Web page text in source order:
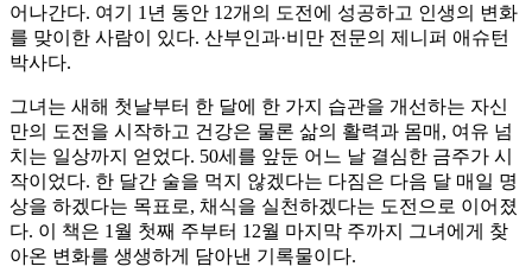
어나간다. 여기 1년 동안 12개의 도전에 성공하고 인생의 변화
를 맞이한 사람이 있다. 산부인과·비만 전문의 제니퍼 애슈턴
박사다.
그녀는 새해 첫날부터 한 달에 한 가지 습관을 개선하는 자신
만의 도전을 시작하고 건강은 물론 삶의 활력과 몸매, 여유 넘
치는 일상까지 얻었다. 50세를 앞둔 어느 날 결심한 금주가 시
작이었다. 한 달간 술을 먹지 않겠다는 다짐은 다음 달 매일 명
상을 하겠다는 목표로, 채식을 실천하겠다는 도전으로 이어졌
다. 이 책은 1월 첫째 주부터 12월 마지막 주까지 그녀에게 찾
아온 변화를 생생하게 담아낸 기록물이다.